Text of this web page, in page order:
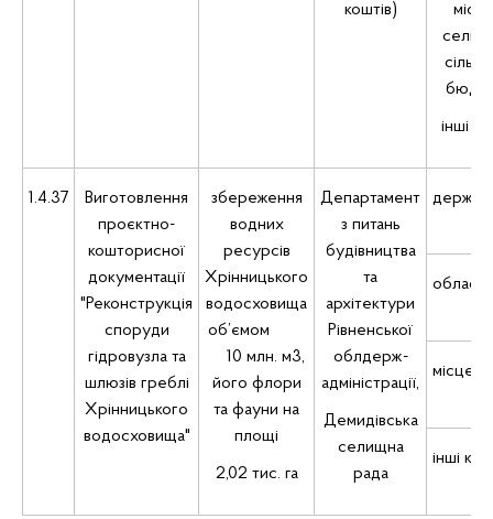
коштів)
інші
1.4.37
Виготовлення
проєктно-
кошторисної
документації
"Реконструкція
споруди
гідровузла та
шлюзів греблі
Хрінницького
водосховища"
збереження
водних
ресурсів
Хрінницького
водосховища
об’ємом
10 млн. м3,
його флори
та фауни на
площі
2,02 тис. га
Департамент
з питань
будівництва
та
архітектури
Рівненської
облдерж­
адміністрації,
Демидівська
селищна
рада
місцеві
інші